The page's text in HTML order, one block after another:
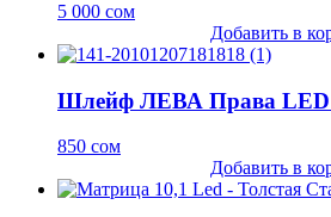
5 000 сом
Добавить в
Шлейф ЛЕВА Права LED
850 сом
Добавить в